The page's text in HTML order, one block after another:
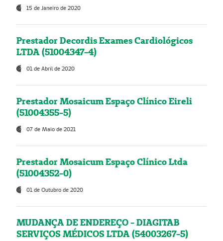
15 de Janeiro de 2020
Prestador Decordis Exames Cardiológicos
LTDA (51004347-4)
01 de Abril de 2020
Prestador Mosaicum Espaço Clínico Eireli
(51004355-5)
07 de Maio de 2021
Prestador Mosaicum Espaço Clínico Ltda
(51004352-0)
01 de Outubro de 2020
MUDANÇA DE ENDEREÇO - DIAGITAB
SERVIÇOS MÉDICOS LTDA (54003267-5)